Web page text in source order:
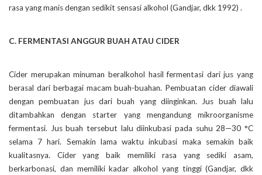
rasa yang manis dengan sedikit sensasi alkohol (Gandjar, dkk 1992) .
C. FERMENTASI ANGGUR BUAH ATAU CIDER
Cider merupakan minuman beralkohol hasil fermentasi dari jus yang
berasal dari berbagai macam buah-buahan. Pembuatan cider diawali
dengan pembuatan jus dari buah yang diinginkan. Jus buah lalu
ditambahkan dengan starter yang mengandung mikroorganisme
fermentasi. Jus buah tersebut lalu diinkubasi pada suhu 28—30 °C
selama 7 hari. Semakin lama waktu inkubasi maka semakin baik
kualitasnya. Cider yang baik memiliki rasa yang sediki asam,
berkarbonasi, dan memiliki kadar alkohol yang tinggi (Gandjar, dkk